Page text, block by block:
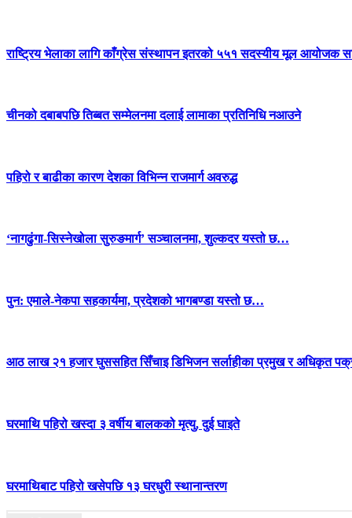
राष्ट्रिय भेलाका लागि काँग्रेस संस्थापन इतरको ५५१ सदस्यीय मूल आयोजक
चीनको दबाबपछि तिब्बत सम्मेलनमा दलाई लामाका प्रतिनिधि नआउने
पहिरो र बाढीका कारण देशका विभिन्न राजमार्ग अवरुद्ध
‘नागढुंगा-सिस्नेखोला सुरुङमार्ग’ सञ्चालनमा, शुल्कदर यस्तो छ…
पुन: एमाले-नेकपा सहकार्यमा, प्रदेशको भागबण्डा यस्तो छ…
आठ लाख २१ हजार घुससहित सिँचाइ डिभिजन सर्लाहीका प्रमुख र अधिकृत
घरमाथि पहिरो खस्दा ३ वर्षीय बालकको मृत्यु, दुई घाइते
घरमाथिबाट पहिरो खसेपछि १३ घरधुरी स्थानान्तरण